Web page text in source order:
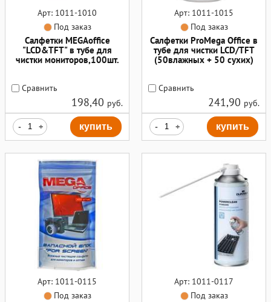
Арт: 1011-1010
Под заказ
Салфетки MEGAoffice
"LCD&TFT" в тубе для
чистки мониторов,100шт.
Сравнить
198,40 руб.
- + купить
Арт: 1011-1015
Под заказ
Салфетки ProMega Office в
тубе для чистки LCD/TFT
(50влажных + 50 сухих)
Сравнить
241,90 руб.
- + купить
Арт: 1011-0115
Под заказ
Арт: 1011-0117
Под заказ